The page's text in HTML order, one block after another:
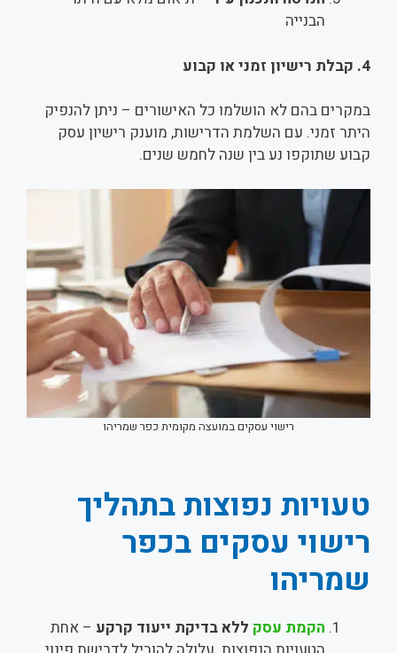
הבנייה
4. קבלת רישיון זמני או קבוע
במקרים בהם לא הושלמו כל האישורים – ניתן להנפיק
היתר זמני. עם השלמת הדרישות, מוענק רישיון עסק
קבוע שתוקפו נע בין שנה לחמש שנים.
רישוי עסקים במועצה מקומית כפר שמריהו
טעויות נפוצות בתהליך
רישוי עסקים בכפר
שמריהו
הקמת עסק ללא בדיקת ייעוד קרקע – אחת